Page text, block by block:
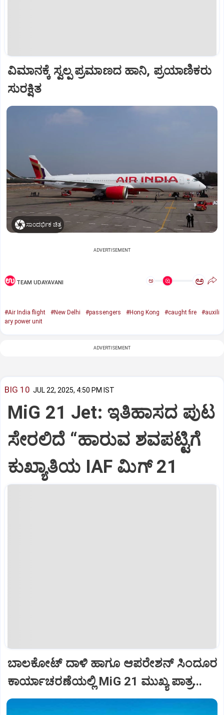
ವಿಮಾನಕ್ಕೆ ಸ್ವಲ್ಪ ಪ್ರಮಾಣದ ಹಾನಿ, ಪ್ರಯಾಣಿಕರು
ಸುರಕ್ಷಿತ
ಸಾಂದರ್ಭಿಕ ಚಿತ್ರ
ADVERTISEMENT
TEAM UDAYAVANI ಅ ಅ
#Air India flight #New Delhi #passengers #Hong Kong #caught fire
#auxili
ary power unit
ADVERTISEMENT
BIG 10 JUL 22, 2025, 4:50 PM IST
MiG 21 Jet: ಇತಿಹಾಸದ ಪುಟ
ಸೇರಲಿದೆ “ಹಾರುವ ಶವಪಟ್ಟಿಗೆ
ಕುಖ್ಯಾತಿಯ IAF ಮಿಗ್‌ 21
ಬಾಲಕೋಟ್‌ ದಾಳಿ ಹಾಗೂ ಆಪರೇಶನ್‌ ಸಿಂದೂರ
ಕಾರ್ಯಾಚರಣೆಯಲ್ಲಿ MiG 21 ಮುಖ್ಯ ಪಾತ್ರ...